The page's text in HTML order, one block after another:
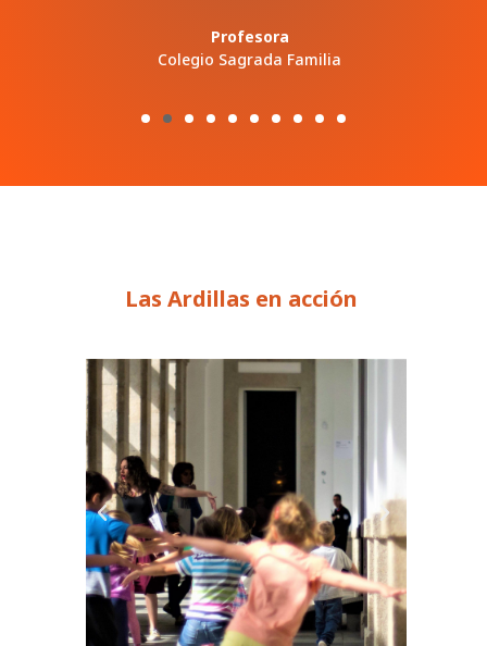
Profesora
Colegio Sagrada Familia
Las Ardillas en acción